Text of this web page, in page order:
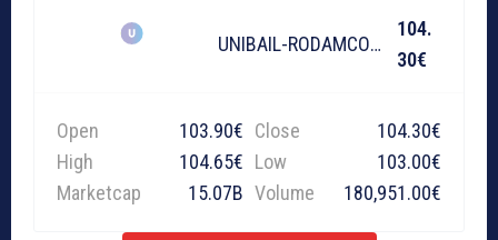
UNIBAIL-RODAMCO-WESTFIELD
104.
30€
Open
103.90€
High
104.65€
Marketcap
15.07B
Close
104.30€
Low
103.00€
Volume
180,951.00€